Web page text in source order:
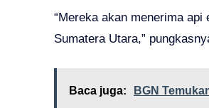
“Mereka akan menerima
Sumatera Utara,”
Baca juga: BGN